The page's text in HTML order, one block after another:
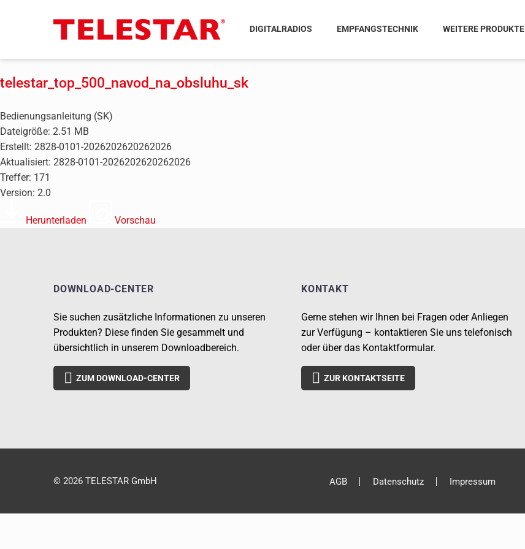
DIGITALRADIOS EMPFANGSTECHNIK WEITERE PRODUKTE
telestar_top_500_navod_na_obsluhu_sk
Bedienungsanleitung (SK)
Dateigröße: 2.51 MB
Erstellt: 2828-0101-2026202620262026
Aktualisiert: 2828-0101-2026202620262026
Treffer: 171
Version: 2.0
Herunterladen Vorschau
DOWNLOAD-CENTER
Sie suchen zusätzliche Informationen zu unseren
Produkten? Diese finden Sie gesammelt und
übersichtlich in unserem Downloadbereich.
 ZUM DOWNLOAD-CENTER
KONTAKT
Gerne stehen wir Ihnen bei Fragen oder Anliegen
zur Verfügung – kontaktieren Sie uns telefonisch
oder über das Kontaktformular.
 ZUR KONTAKTSEITE
AGB Datenschutz Impressum
© 2026 TELESTAR GmbH